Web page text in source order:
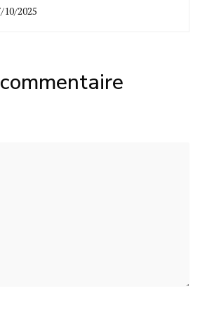
10/2025